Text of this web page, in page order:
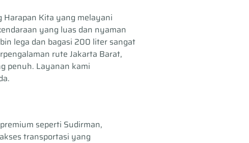
Harapan Kita yang melayani
yang luas dan nyaman
lega dan bagasi 200 liter sangat
rute Jakarta Barat,
penuh. Layanan kami
seperti Sudirman,
transportasi yang